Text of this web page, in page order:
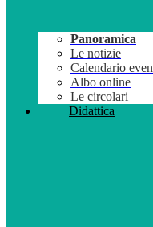
Panoramica
Le notizie
Calendario
Albo online
Le circolari
Didattica